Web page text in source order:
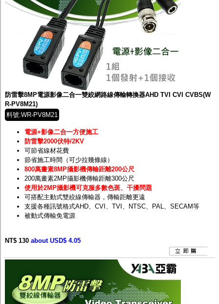
防雷擊8MP電源影像二合一雙絞網路線傳輸轉換器AHD TVI CVI CVBS(W
R-PV8M21)
料號:WR-PV8M21
電源+影像二合一方便施工
防雷擊2000伏特/2KV
可節省線材花費
節省施工時間（可少拉幾條線）
800萬畫素8MP攝影機傳輸距離200公尺
200萬畫素2MP攝影機傳輸距離300公尺
使用於2MP攝影機可克服多數色斑、干擾問題
可搭配主動式雙絞線傳輸器，傳輸距離更遠
支援各種訊號格式AHD、CVI、TVI、NTSC、PAL、SECAM等
被動式傳輸免電源
NT$ 130 about USD$ 4.05